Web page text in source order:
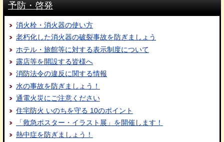
予防・啓発
消火栓・消火器の使い方
老朽化した消火器の破裂事故を防ぎましょう
ホテル・旅館等に対する表示制度について
露店等を開設する皆様へ
消防法令の違反に関する情報
水の事故を防ぎましょう！
通電火災にご注意ください
住宅防火 いのちを守る 10のポイント
「救急ポスター・イラスト展」を開催します！
熱中症を防ぎましょう！